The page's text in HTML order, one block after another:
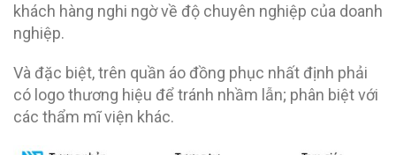
khách hàng nghi ngờ về độ chuyên nghiệp của doanh
nghiệp.
Và đặc biệt, trên quần áo đồng phục nhất định phải
có logo thương hiệu để tránh nhầm lẫn; phân biệt với
các thẩm mĩ viện khác.